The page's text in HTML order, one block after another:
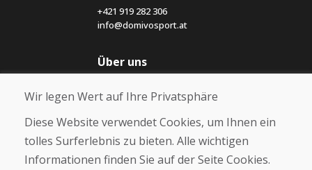
+421 919 282 306
info@domivosport.at
Über uns
Über uns
Kontakt
Kaufen
Wir legen Wert auf Ihre Privatsphäre
Diese Website verwendet Cookies, um Ihnen ein
tolles Surferlebnis zu bieten. Alle wichtigen
Informationen finden Sie auf der Seite Cookies.